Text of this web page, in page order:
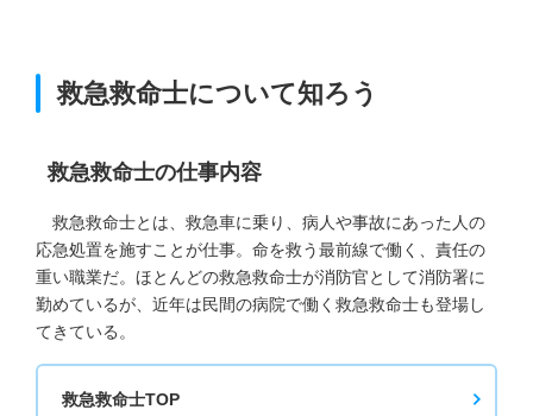
救急救命士について知ろう
救急救命士の仕事内容
救急救命士とは、救急車に乗り、病人や事故にあった人の
応急処置を施すことが仕事。命を救う最前線で働く、責任の
重い職業だ。ほとんどの救急救命士が消防官として消防署に
勤めているが、近年は民間の病院で働く救急救命士も登場し
てきている。
救急救命士TOP